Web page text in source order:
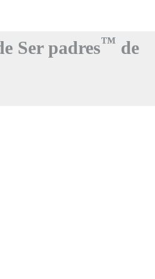
Ser padres™ de